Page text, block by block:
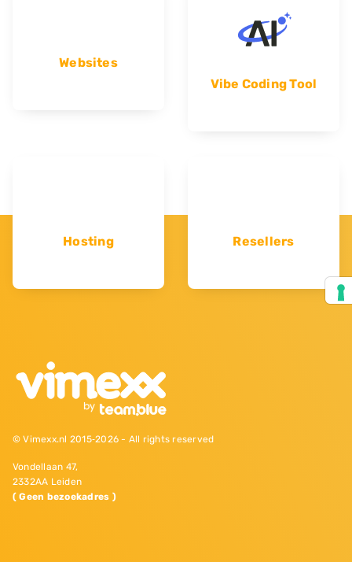
Websites
Vibe Coding Tool
Hosting Resellers
© Vimexx.nl 2015‐2026 - All rights reserved
Vondellaan 47,
2332AA Leiden
( Geen bezoekadres )